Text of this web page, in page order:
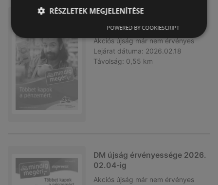
DM újság érvényessége 2026.
02.18-ig
Akciós újság már nem érvényes
Lejárat dátuma: 2026.02.18
Távolság: 0,55 km
DM újság érvényessége 2026.
02.04-ig
Akciós újság már nem érvényes
RÉSZLETEK MEGJELENÍTÉSE
POWERED BY COOKIESCRIPT